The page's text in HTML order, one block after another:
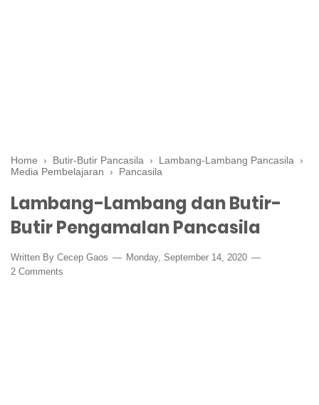
Home › Butir-Butir Pancasila › Lambang-Lambang Pancasila
›
Media Pembelajaran
› Pancasila
Lambang-Lambang dan Butir-
Butir Pengamalan Pancasila
Written By Cecep Gaos
Monday, September 14, 2020
2 Comments